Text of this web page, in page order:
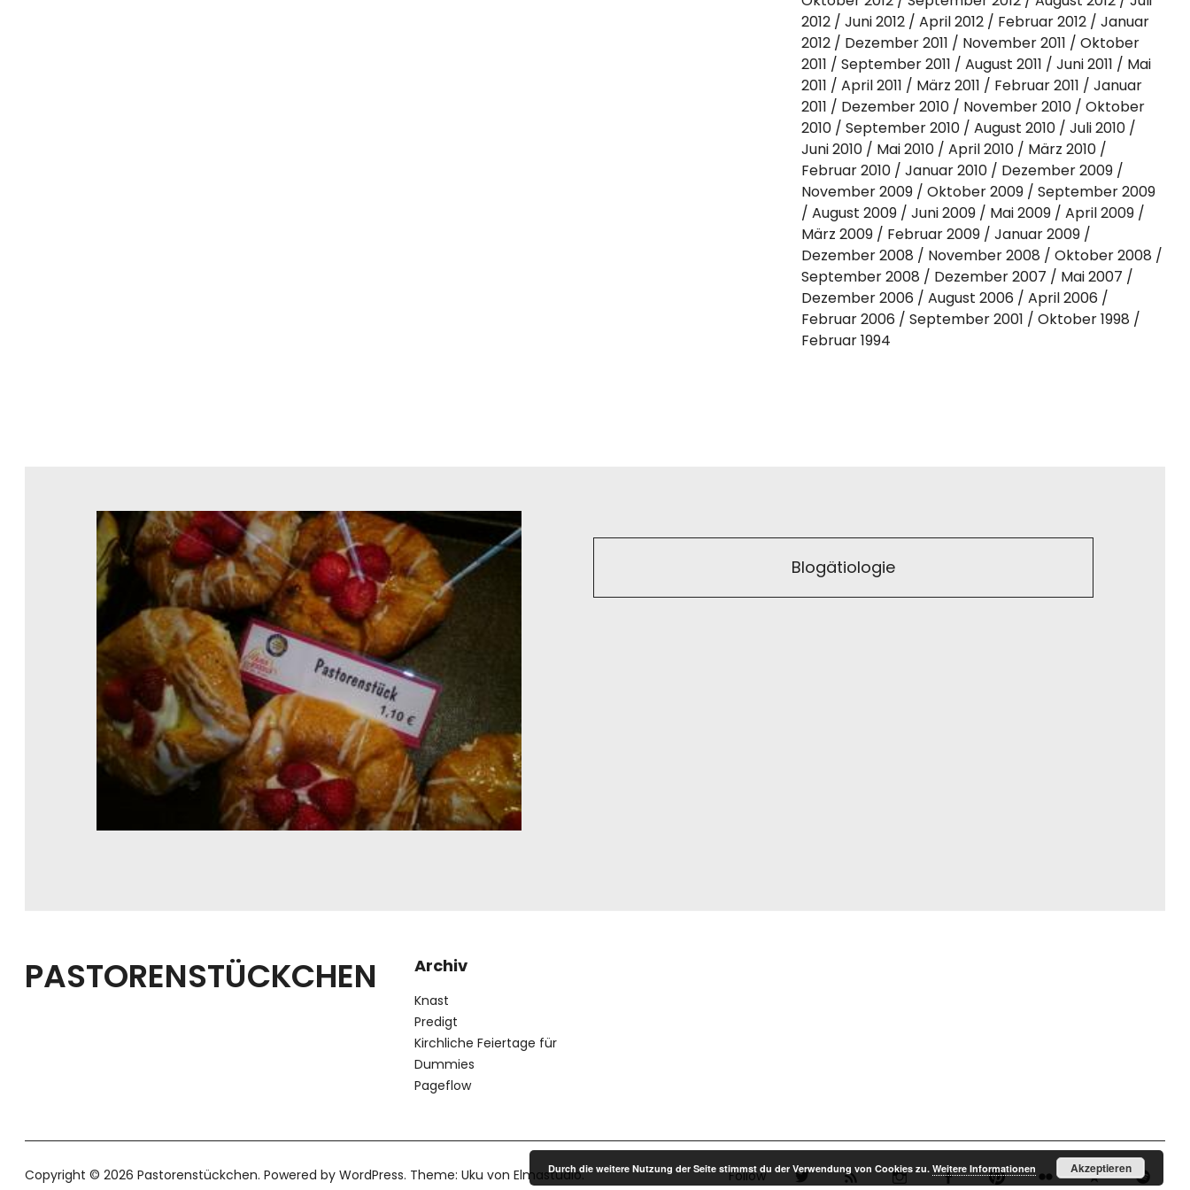
2012
Juni 2012 April 2012 Februar 2012
Januar
2012
Dezember 2011 November 2011
Oktober
2011
September 2011 August 2011 Juni 2011
Mai
2011
April 2011 März 2011 Februar 2011
Januar
2011
Dezember 2010 November 2010
Oktober
2010
September 2010 August 2010
Juli 2010
Juni 2010
Mai 2010 April 2010
März 2010
Februar 2010
Januar 2010
Dezember 2009
November 2009
Oktober 2009
September 2009
August 2009
Juni 2009 Mai 2009
April 2009
März 2009
Februar 2009
Januar 2009
Dezember 2008
November 2008
Oktober 2008
September 2008
Dezember 2007
Mai 2007
Dezember 2006
August 2006
April 2006
Februar 2006
September 2001
Oktober 1998
Februar 1994
Blogätiologie
PASTORENSTÜCKCHEN Archiv
Knast
Predigt
Kirchliche Feiertage für
Dummies
Pageflow
Copyright © 2026 Pastorenstückchen Powered by WordPress Theme: Uku von Elmastudio Follow
Durch die weitere Nutzung der Seite stimmst du der Verwendung von Cookies zu. Weitere Informationen Akzeptieren